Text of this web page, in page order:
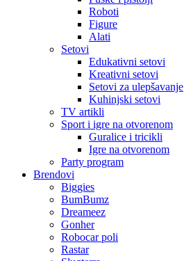
Roboti
Figure
Alati
Setovi
Edukativni setovi
Kreativni setovi
Setovi za ulepšavanje
Kuhinjski setovi
TV artikli
Sport i igre na otvorenom
Guralice i tricikli
Igre na otvorenom
Party program
Brendovi
Biggies
BumBumz
Dreameez
Gonher
Robocar poli
Rastar